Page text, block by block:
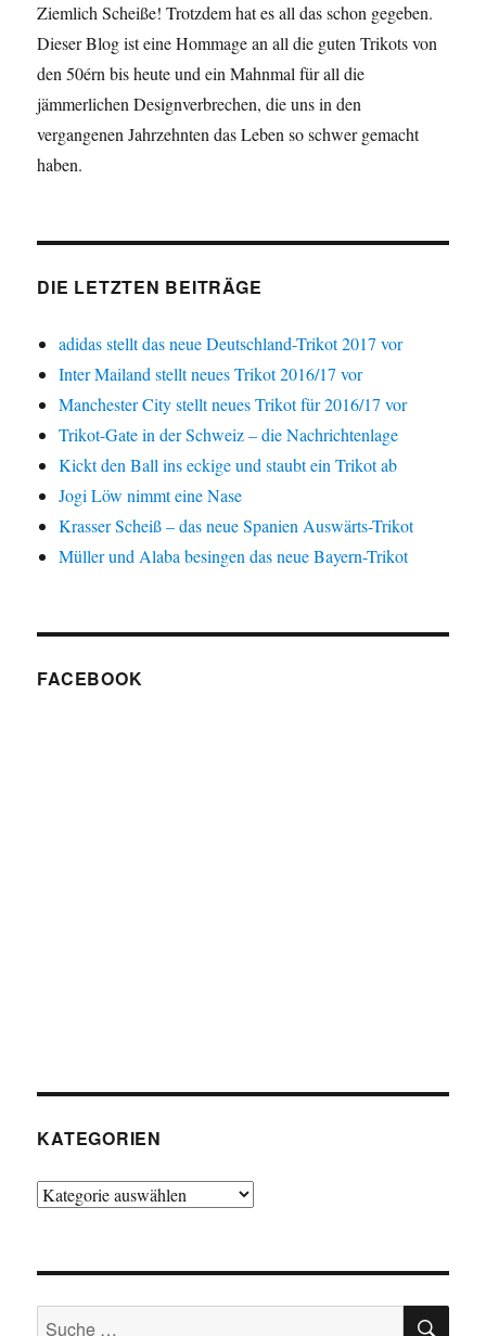
Ziemlich Scheiße! Trotzdem hat es all das schon gegeben.
Dieser Blog ist eine Hommage an all die guten Trikots von
den 50érn bis heute und ein Mahnmal für all die
jämmerlichen Designverbrechen, die uns in den
vergangenen Jahrzehnten das Leben so schwer gemacht
haben.
DIE LETZTEN BEITRÄGE
adidas stellt das neue Deutschland-Trikot 2017 vor
Inter Mailand stellt neues Trikot 2016/17 vor
Manchester City stellt neues Trikot für 2016/17 vor
Trikot-Gate in der Schweiz – die Nachrichtenlage
Kickt den Ball ins eckige und staubt ein Trikot ab
Jogi Löw nimmt eine Nase
Krasser Scheiß – das neue Spanien Auswärts-Trikot
Müller und Alaba besingen das neue Bayern-Trikot
FACEBOOK
KATEGORIEN
Kategorien
Suche